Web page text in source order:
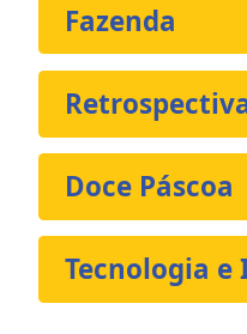
Fazenda
Doce Páscoa
Tecnologia e